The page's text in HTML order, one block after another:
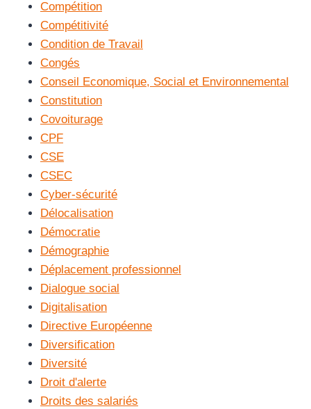
Compétition
Compétitivité
Condition de Travail
Congés
Conseil Economique, Social et Environnemental
Constitution
Covoiturage
CPF
CSE
CSEC
Cyber-sécurité
Délocalisation
Démocratie
Démographie
Déplacement professionnel
Dialogue social
Digitalisation
Directive Européenne
Diversification
Diversité
Droit d'alerte
Droits des salariés